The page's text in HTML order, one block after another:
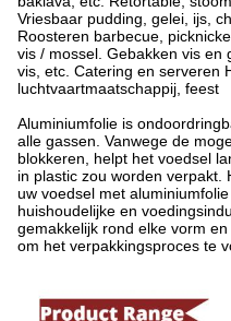
Vriesbaar pudding, gelei, ijs,
Roosteren barbecue,
vis / mossel. Gebakken vis en
vis, etc. Catering en serveren
luchtvaartmaatschappij, feest
Aluminiumfolie is
alle gassen. Vanwege de
blokkeren, helpt het voedsel
in plastic zou worden verpakt.
uw voedsel met
huishoudelijke en
gemakkelijk rond elke vorm
om het verpakkingsproces te